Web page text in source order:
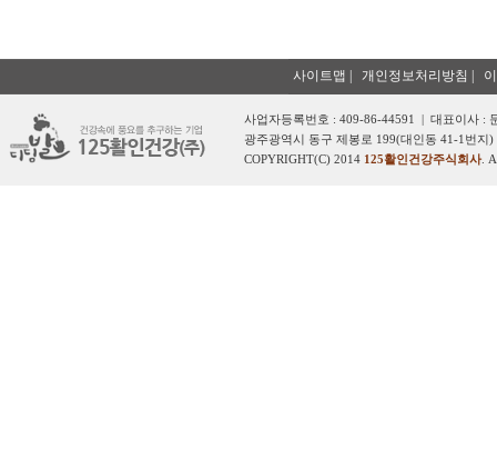
사이트맵 개인정보처리방침
사업자등록번호 : 409-86-44591 | 대표이사 :
광주광역시 동구 제봉로 199(대인동 41-1번지
COPYRIGHT(C) 2014 125활인건강주식회사.